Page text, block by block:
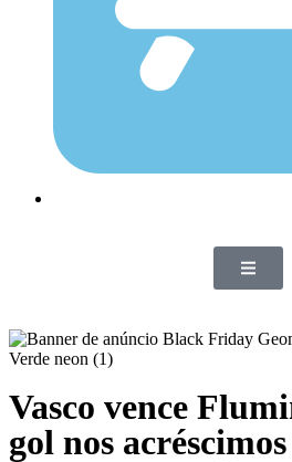
Vasco vence
gol nos